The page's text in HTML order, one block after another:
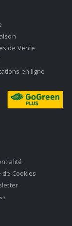
de Vente
en ligne
de Cookies